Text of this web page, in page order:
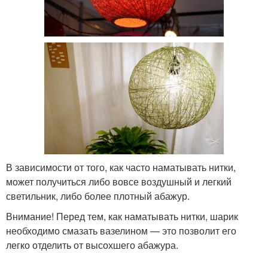
В зависимости от того, как часто наматывать нитки,
может получиться либо вовсе воздушный и легкий
светильник, либо более плотный абажур.
Внимание! Перед тем, как наматывать нитки, шарик
необходимо смазать вазелином — это позволит его
легко отделить от высохшего абажура.